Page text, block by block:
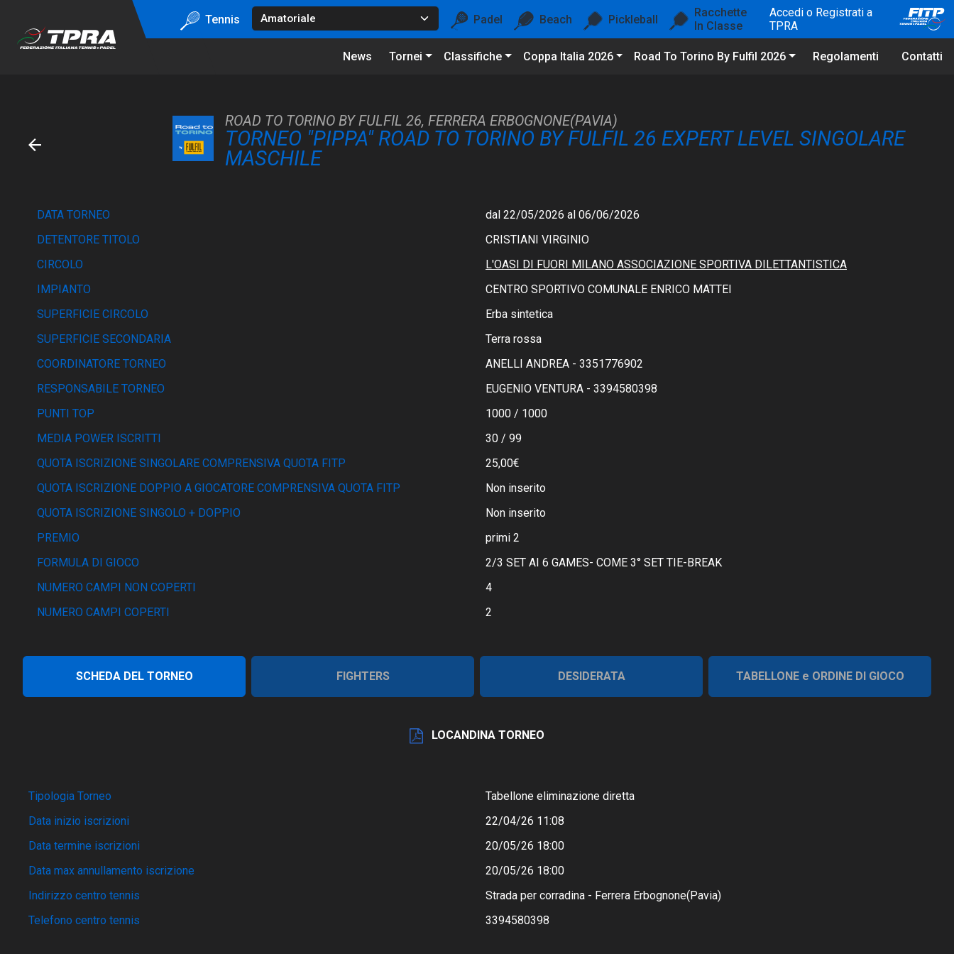
Tennis Padel Beach Pickleball
Racchette
In Classe
Accedi o Registrati a
TPRA
News Tornei Classifiche Coppa Italia 2026 Road To Torino By Fulfil 2026 Regolamenti Contatti
ROAD TO TORINO BY FULFIL 26, FERRERA ERBOGNONE(PAVIA)
TORNEO "PIPPA" ROAD TO TORINO BY FULFIL 26 EXPERT LEVEL SINGOLARE
MASCHILE
DATA TORNEO
dal 22/05/2026 al 06/06/2026
DETENTORE TITOLO
CRISTIANI VIRGINIO
CIRCOLO
L'OASI DI FUORI MILANO ASSOCIAZIONE SPORTIVA DILETTANTISTICA
IMPIANTO
CENTRO SPORTIVO COMUNALE ENRICO MATTEI
SUPERFICIE CIRCOLO
Erba sintetica
SUPERFICIE SECONDARIA
Terra rossa
COORDINATORE TORNEO
ANELLI ANDREA - 3351776902
RESPONSABILE TORNEO
EUGENIO VENTURA - 3394580398
PUNTI TOP
1000 / 1000
MEDIA POWER ISCRITTI
30 / 99
QUOTA ISCRIZIONE SINGOLARE COMPRENSIVA QUOTA FITP
25,00€
QUOTA ISCRIZIONE DOPPIO A GIOCATORE COMPRENSIVA QUOTA FITP
Non inserito
QUOTA ISCRIZIONE SINGOLO + DOPPIO
Non inserito
PREMIO
primi 2
FORMULA DI GIOCO
2/3 SET AI 6 GAMES- COME 3° SET TIE-BREAK
NUMERO CAMPI NON COPERTI
4
NUMERO CAMPI COPERTI
2
SCHEDA DEL TORNEO FIGHTERS DESIDERATA TABELLONE e ORDINE DI GIOCO
LOCANDINA TORNEO
Tipologia Torneo
Tabellone eliminazione diretta
Data inizio iscrizioni
22/04/26 11:08
Data termine iscrizioni
20/05/26 18:00
Data max annullamento iscrizione
20/05/26 18:00
Indirizzo centro tennis
Strada per corradina - Ferrera Erbognone(Pavia)
Telefono centro tennis
3394580398